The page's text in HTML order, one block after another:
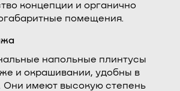
концепции и органично
помещения.
напольные плинтусы
и окрашивании, удобны в
Они имеют высокую степень